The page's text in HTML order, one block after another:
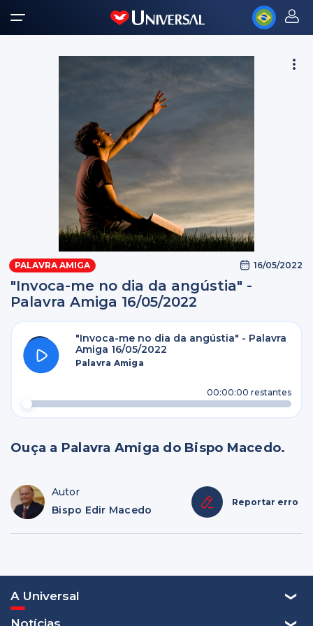
PALAVRA AMIGA 16/05/2022
"Invoca-me no dia da angústia" -
Palavra Amiga 16/05/2022
"Invoca-me no dia da angústia" - Palavra
Amiga 16/05/2022
Palavra Amiga
00:00:00 restantes
Ouça a Palavra Amiga do Bispo Macedo.
Autor
Bispo Edir Macedo
Reportar erro
A Universal
Notícias